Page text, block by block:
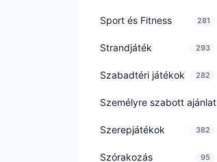
Sport és Fitness 281
Strandjáték 293
Szabadtéri játékok 282
Személyre szabott ajánlat
Szerepjátékok 382
Szórakozás 95